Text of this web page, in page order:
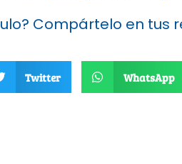
Compártelo en tus
Twitter WhatsApp